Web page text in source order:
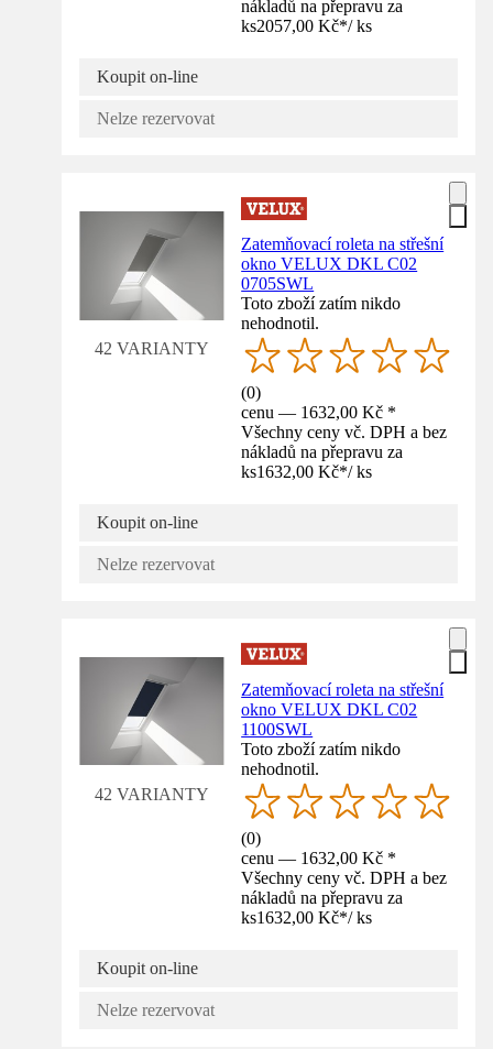
nákladů na přepravu za
ks2057,00 Kč*/ ks
Koupit on-line
Nelze rezervovat
42 VARIANTY
Zatemňovací roleta na střešní
okno VELUX DKL C02
0705SWL
Toto zboží zatím nikdo
nehodnotil.
(0)
cenu — 1632,00 Kč *
Všechny ceny vč. DPH a bez
nákladů na přepravu za
ks1632,00 Kč*/ ks
Koupit on-line
Nelze rezervovat
42 VARIANTY
Zatemňovací roleta na střešní
okno VELUX DKL C02
1100SWL
Toto zboží zatím nikdo
nehodnotil.
(0)
cenu — 1632,00 Kč *
Všechny ceny vč. DPH a bez
nákladů na přepravu za
ks1632,00 Kč*/ ks
Koupit on-line
Nelze rezervovat